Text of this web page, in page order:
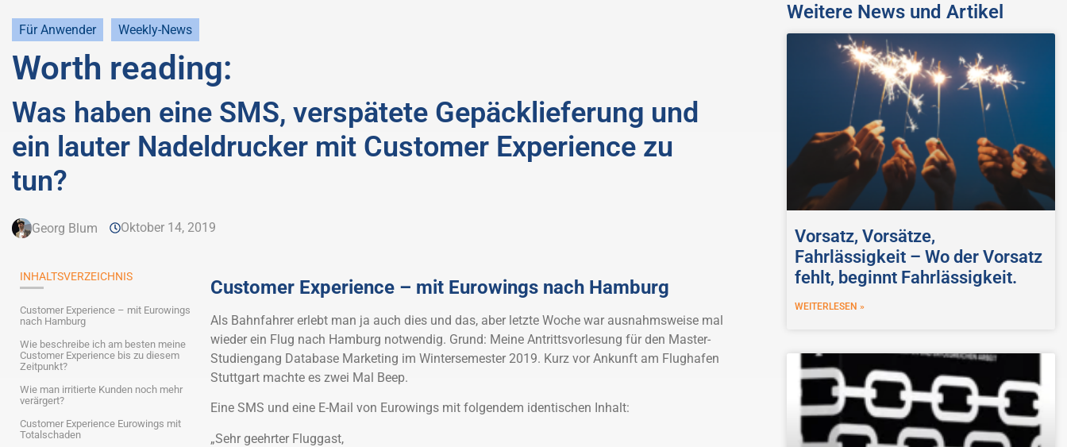
Für Anwender Weekly-News
Worth reading:
Was haben eine SMS, verspätete Gepäcklieferung und
ein lauter Nadeldrucker mit Customer Experience zu
tun?
Georg Blum Oktober 14, 2019
INHALTSVERZEICHNIS
Customer Experience – mit Eurowings
nach Hamburg
Wie beschreibe ich am besten meine
Customer Experience bis zu diesem
Zeitpunkt?
Wie man irritierte Kunden noch mehr
verärgert?
Customer Experience Eurowings mit
Totalschaden
Customer Experience – mit Eurowings nach Hamburg
Als Bahnfahrer erlebt man ja auch dies und das, aber letzte Woche war ausnahmsweise mal
wieder ein Flug nach Hamburg notwendig. Grund: Meine Antrittsvorlesung für den Master-
Studiengang Database Marketing im Wintersemester 2019. Kurz vor Ankunft am Flughafen
Stuttgart machte es zwei Mal Beep.
Eine SMS und eine E-Mail von Eurowings mit folgendem identischen Inhalt:
„Sehr geehrter Fluggast,
Weitere News und Artikel
Vorsatz, Vorsätze,
Fahrlässigkeit – Wo der Vorsatz
fehlt, beginnt Fahrlässigkeit.
WEITERLESEN »